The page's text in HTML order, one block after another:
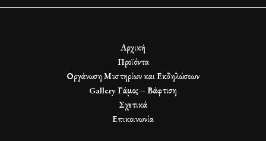
Αρχική
Προϊόντα
Οργάνωση Μυστηρίων και Εκδηλώσεων
Gallery Γάμος – Βάφτιση
Σχετικά
Επικοινωνία